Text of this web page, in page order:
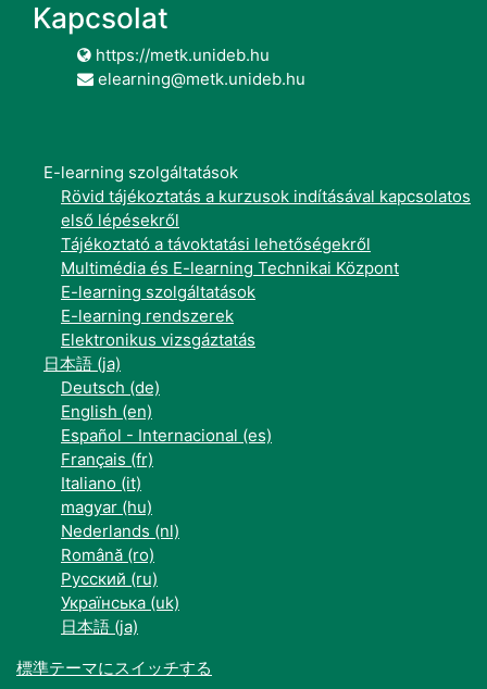
Kapcsolat
https://metk.unideb.hu
elearning@metk.unideb.hu
E-learning szolgáltatások
Rövid tájékoztatás a kurzusok indításával kapcsolatos
első lépésekről
Tájékoztató a távoktatási lehetőségekről
Multimédia és E-learning Technikai Központ
E-learning szolgáltatások
E-learning rendszerek
Elektronikus vizsgáztatás
日本語 ‎(ja)‎
Deutsch ‎(de)‎
English ‎(en)‎
Español - Internacional ‎(es)‎
Français ‎(fr)‎
Italiano ‎(it)‎
magyar ‎(hu)‎
Nederlands ‎(nl)‎
Română ‎(ro)‎
Русский ‎(ru)‎
Українська ‎(uk)‎
日本語 ‎(ja)‎
標準テーマにスイッチする